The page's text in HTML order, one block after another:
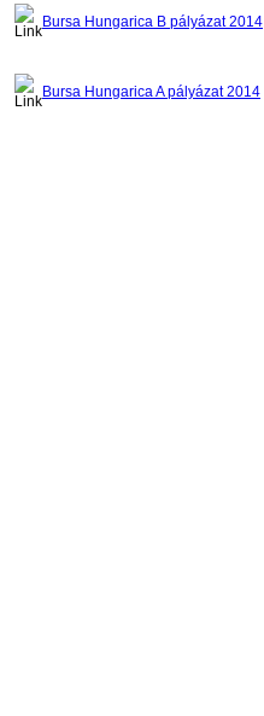
Bursa Hungarica B pályázat 2014
Bursa Hungarica A pályázat 2014